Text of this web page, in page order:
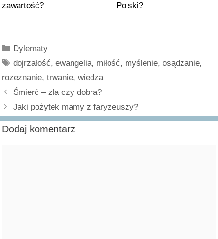
zawartość?
Polski?
Kategorie
Dylematy
Tagi
dojrzałość,ewangelia, miłość, myślenie,osądzanie,
rozeznanie, trwanie, wiedza
Śmierć – zła czy dobra?
Jaki pożytek mamy z faryzeuszy?
Dodaj komentarz